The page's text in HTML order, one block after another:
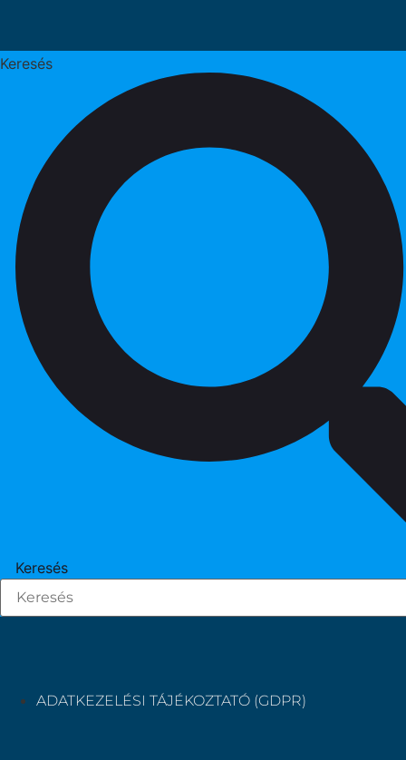
Keresés
Keresés
ADATKEZELÉSI TÁJÉKOZTATÓ (GDPR)